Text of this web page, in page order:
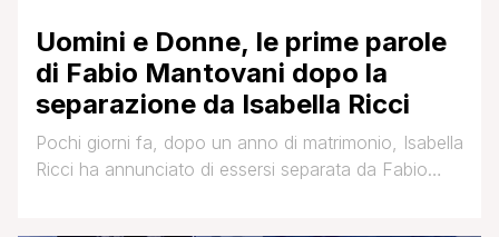
Uomini e Donne, le prime parole
di Fabio Mantovani dopo la
separazione da Isabella Ricci
Pochi giorni fa, dopo un anno di matrimonio, Isabella
Ricci ha annunciato di essersi separata da Fabio